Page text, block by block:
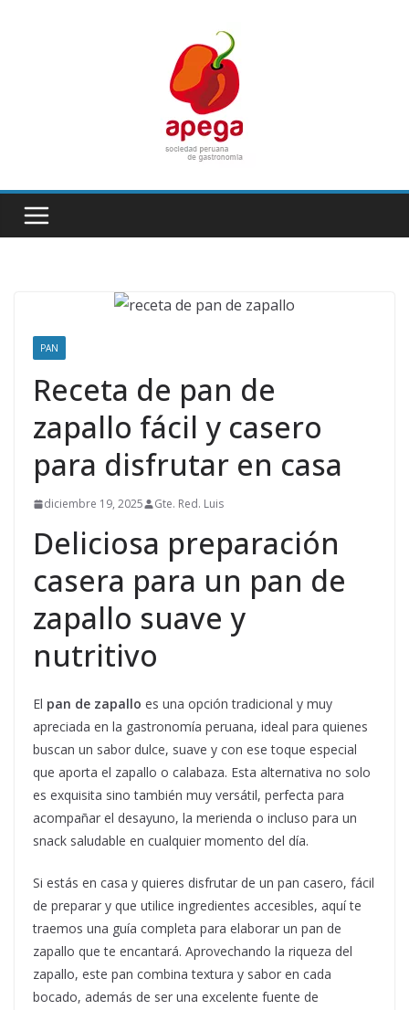
PAN
Receta de pan de
zapallo fácil y casero
para disfrutar en casa
diciembre 19, 2025 Gte. Red. Luis
Deliciosa preparación
casera para un pan de
zapallo suave y
nutritivo
El pan de zapallo es una opción tradicional y muy
apreciada en la gastronomía peruana, ideal para quienes
buscan un sabor dulce, suave y con ese toque especial
que aporta el zapallo o calabaza. Esta alternativa no solo
es exquisita sino también muy versátil, perfecta para
acompañar el desayuno, la merienda o incluso para un
snack saludable en cualquier momento del día.
Si estás en casa y quieres disfrutar de un pan casero, fácil
de preparar y que utilice ingredientes accesibles, aquí te
traemos una guía completa para elaborar un pan de
zapallo que te encantará. Aprovechando la riqueza del
zapallo, este pan combina textura y sabor en cada
bocado, además de ser una excelente fuente de